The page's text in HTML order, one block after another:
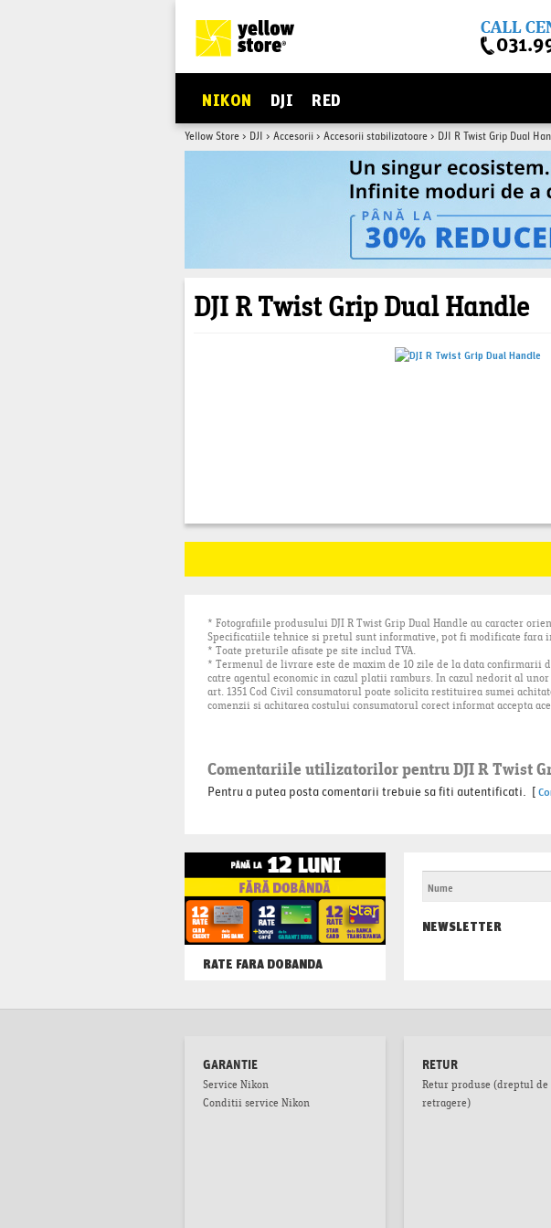
NIKON DJI RED
Yellow Store> DJI>Accesorii>Accesorii stabilizatoare> DJI R Twist Grip Dual
DJI R Twist Grip Dual Handle
* Fotografiile produsului DJI R Twist Grip Dual Handle au caracter
Specificatiile tehnice si pretul sunt informative, pot fi modificate
* Toate preturile afisate pe site includ TVA.
* Termenul de livrare este de maxim de 10 zile de la data
catre agentul economic in cazul platii ramburs. In cazul nedorit al
art. 1351 Cod Civil consumatorul poate solicita restituirea sumei
comenzii si achitarea costului consumatorul corect informat accepta
Comentariile utilizatorilor pentru DJI R Twist
Pentru a putea posta comentarii trebuie sa fiti autentificati. [
RATE FARA DOBANDA
NEWSLETTER
GARANTIE
Service Nikon
Conditii service Nikon
RETUR
Retur produse (dreptul de
retragere)